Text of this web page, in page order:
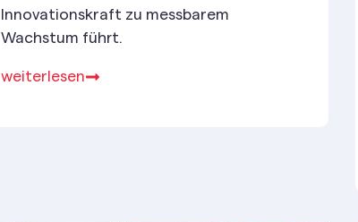
Innovationskraft zu messbarem
Wachstum führt.
weiterlesen